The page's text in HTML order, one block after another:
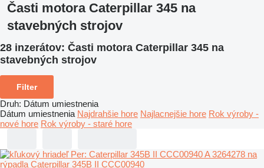
Časti motora Caterpillar 345 na
stavebných strojov
28 inzerátov: Časti motora Caterpillar 345 na
stavebných strojov
Filter
Druh: Dátum umiestnenia
Dátum umiestnenia Najdrahšie hore Najlacnejšie hore Rok výroby -
nové hore Rok výroby - staré hore